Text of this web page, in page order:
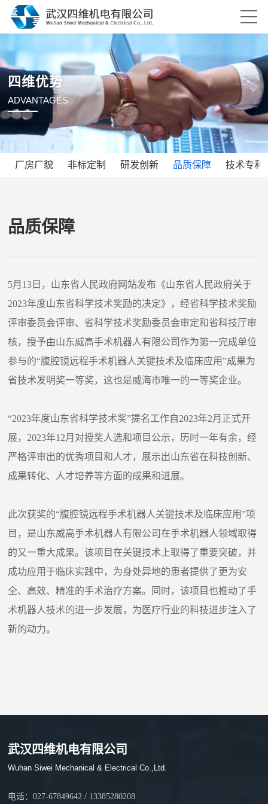
四维优势
ADVANTAGES
厂房厂貌 非标定制 研发创新 品质保障 技术专利
品质保障
5月13日，山东省人民政府网站发布《山东省人民政府关于
2023年度山东省科学技术奖励的决定》，经省科学技术奖励
评审委员会评审、省科学技术奖励委员会审定和省科技厅审
核，授予由山东威高手术机器人有限公司作为第一完成单位
参与的“腹腔镜远程手术机器人关键技术及临床应用”成果为
省技术发明奖一等奖，这也是威海市唯一的一等奖企业。
“2023年度山东省科学技术奖”提名工作自2023年2月正式开
展，2023年12月对授奖人选和项目公示，历时一年有余，经
严格评审出的优秀项目和人才，展示出山东省在科技创新、
成果转化、人才培养等方面的成果和进展。
此次获奖的“腹腔镜远程手术机器人关键技术及临床应用”项
目，是山东威高手术机器人有限公司在手术机器人领域取得
的又一重大成果。该项目在关键技术上取得了重要突破，并
成功应用于临床实践中，为身处异地的患者提供了更为安
全、高效、精准的手术治疗方案。同时，该项目也推动了手
术机器人技术的进一步发展，为医疗行业的科技进步注入了
新的动力。
武汉四维机电有限公司
Wuhan Siwei Mechanical & Electrical Co.,Ltd.
电话：027-67849642 / 13385280208